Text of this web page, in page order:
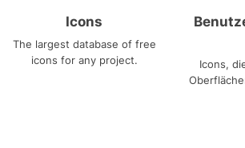
Icons
The largest database of free
icons for any project.
Icons,